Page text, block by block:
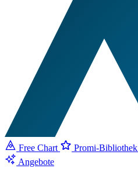
Free Chart Promi-Bibliothek
Angebote